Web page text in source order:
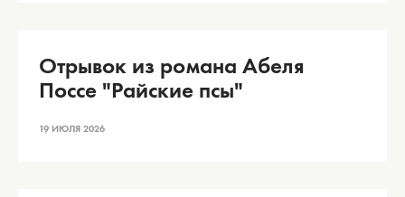
Отрывок из романа Абеля
Поссе "Райские псы"
19 ИЮЛЯ 2026